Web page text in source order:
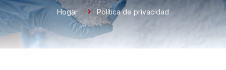
Hogar Política de privacidad